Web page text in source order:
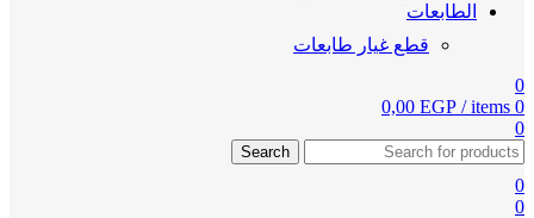
الطابعات
قطع غيار طابعات
0
0
items
/
0,00 EGP
0
Search
0
0